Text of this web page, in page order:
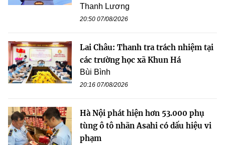
Thanh Lương
20:50 07/08/2026
Lai Châu: Thanh tra trách nhiệm tại
các trường học xã Khun Há
Bùi Bình
20:16 07/08/2026
Hà Nội phát hiện hơn 53.000 phụ
tùng ô tô nhãn Asahi có dấu hiệu vi
phạm